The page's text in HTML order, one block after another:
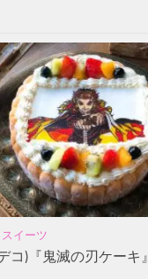
スイーツ
コ)『鬼滅の刃ケーキ』